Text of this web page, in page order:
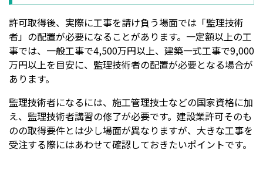
許可取得後、実際に工事を請け負う場面では「監理技術
者」の配置が必要になることがあります。一定額以上の工
事では、一般工事で4,500万円以上、建築一式工事で9,000
万円以上を目安に、監理技術者の配置が必要となる場合が
あります。
監理技術者になるには、施工管理技士などの国家資格に加
え、監理技術者講習の修了が必要です。建設業許可そのも
のの取得要件とは少し場面が異なりますが、大きな工事を
受注する際にはあわせて確認しておきたいポイントです。